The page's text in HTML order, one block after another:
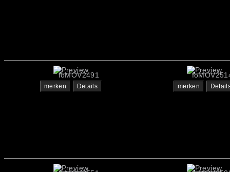
foMOV2491
merken Details merken